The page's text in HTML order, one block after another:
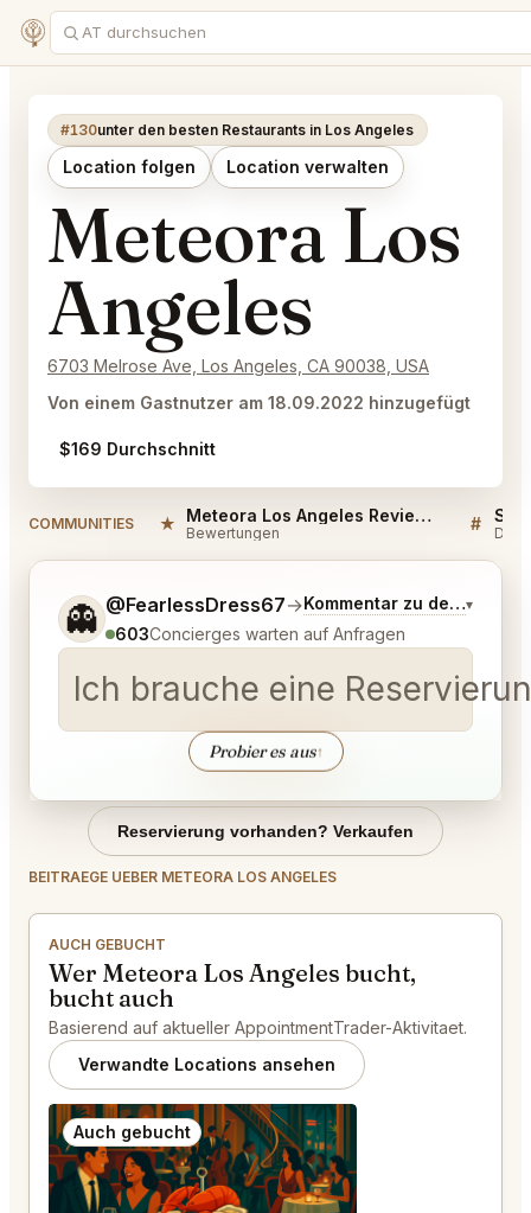
#130unter den besten Restaurants in Los Angeles
Location folgen Location verwalten
Meteora Los
Angeles
6703 Melrose Ave, Los Angeles, CA 90038, USA
Von einem Gastnutzer am 18.09.2022 hinzugefügt
$169 Durchschnitt
COMMUNITIES ★ Meteora Los Angeles Reviews
Bewertungen #
👻 @FearlessDress67→Kommentar zu den▾
603Concierges warten auf Anfragen
Ich brauche eine
Probier es aus↑
Sag mir noch etwas genauer, was du möchtest.
Reservierung vorhanden? Verkaufen
BEITRAEGE UEBER METEORA LOS ANGELES
AUCH GEBUCHT
Wer Meteora Los Angeles bucht,
bucht auch
Basierend auf aktueller AppointmentTrader-Aktivitaet.
Verwandte Locations ansehen
Auch gebucht